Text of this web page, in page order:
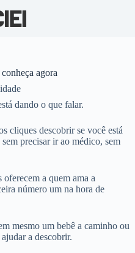
agora
dando o que falar.
cliques descobrir se você está
precisar ir ao médico, sem
oferecem a quem ama a
número um na hora de
mesmo um bebê a caminho ou
a descobrir.